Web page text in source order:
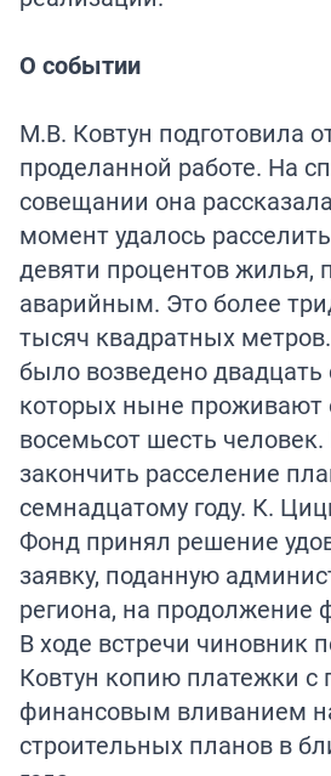
О событии
М.В. Ковтун подготовила
проделанной работе. На
совещании она
момент удалось
девяти процентов жилья,
аварийным. Это более
тысяч квадратных
было возведено
которых ныне проживают
восемьсот шесть
закончить расселение
семнадцатому году. К.
Фонд принял решение
заявку, поданную
региона, на продолжение
В ходе встречи чиновник
Ковтун копию платежки с
финансовым вливанием
строительных планов в